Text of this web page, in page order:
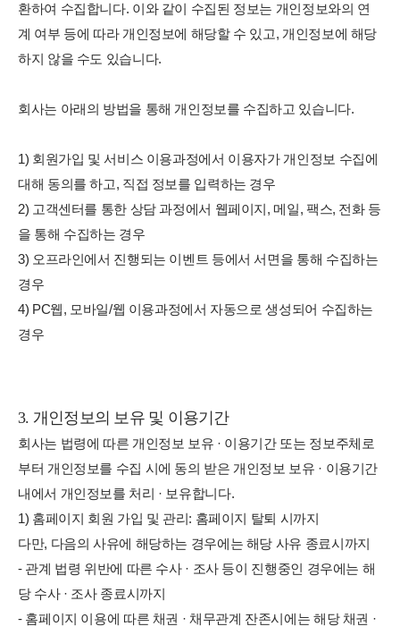
환하여 수집합니다. 이와 같이 수집된 정보는 개인정보와의 연
계 여부 등에 따라 개인정보에 해당할 수 있고, 개인정보에 해당
하지 않을 수도 있습니다.
회사는 아래의 방법을 통해 개인정보를 수집하고 있습니다.
1) 회원가입 및 서비스 이용과정에서 이용자가 개인정보 수집에
대해 동의를 하고, 직접 정보를 입력하는 경우
2) 고객센터를 통한 상담 과정에서 웹페이지, 메일, 팩스, 전화 등
을 통해 수집하는 경우
3) 오프라인에서 진행되는 이벤트 등에서 서면을 통해 수집하는
경우
4) PC웹, 모바일/웹 이용과정에서 자동으로 생성되어 수집하는
경우
3. 개인정보의 보유 및 이용기간
회사는 법령에 따른 개인정보 보유 · 이용기간 또는 정보주체로
부터 개인정보를 수집 시에 동의 받은 개인정보 보유 · 이용기간
내에서 개인정보를 처리 · 보유합니다.
1) 홈페이지 회원 가입 및 관리: 홈페이지 탈퇴 시까지
다만, 다음의 사유에 해당하는 경우에는 해당 사유 종료시까지
- 관계 법령 위반에 따른 수사 · 조사 등이 진행중인 경우에는 해
당 수사 · 조사 종료시까지
- 홈페이지 이용에 따른 채권 · 채무관계 잔존시에는 해당 채권 ·